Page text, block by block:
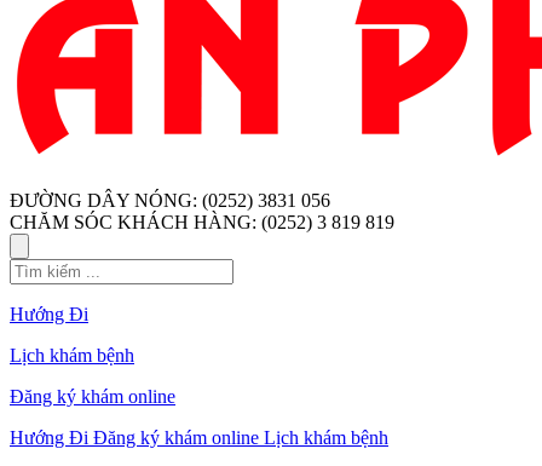
ĐƯỜNG DÂY NÓNG: (0252) 3831 056
CHĂM SÓC KHÁCH HÀNG: (0252) 3 819 819
Hướng Đi
Lịch khám bệnh
Đăng ký khám online
Hướng Đi Đăng ký khám online Lịch khám bệnh